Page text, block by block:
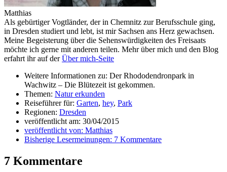
Matthias
Als gebürtiger Vogtländer, der in Chemnitz zur Berufsschule ging,
in Dresden studiert und lebt, ist mir Sachsen ans Herz gewachsen.
Meine Begeisterung über die Sehenswürdigkeiten des Freisaats
möchte ich gerne mit anderen teilen. Mehr über mich und den Blog
erfahrt ihr auf derÜber mich-Seite
Weitere Informationen zu: Der Rhododendronpark in
Wachwitz – Die Blütezeit ist gekommen.
Themen: Natur erkunden
Reiseführer für: Garten, hey, Park
Regionen: Dresden
veröffentlicht am: 30/04/2015
veröffentlicht von: Matthias
Bisherige Lesermeinungen: 7 Kommentare
7 Kommentare